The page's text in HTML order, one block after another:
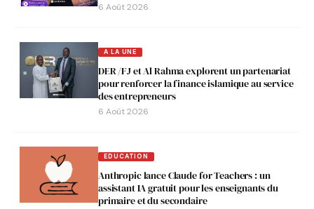
6 Août 2026
A LA UNE
DER /FJ et Al Rahma explorent un partenariat
pour renforcer la finance islamique au service
des entrepreneurs
6 Août 2026
EDUCATION
Anthropic lance Claude for Teachers : un
assistant IA gratuit pour les enseignants du
primaire et du secondaire